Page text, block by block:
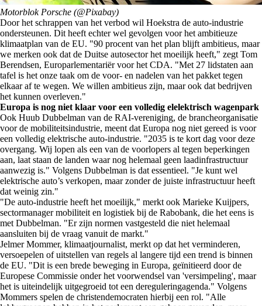
Motorblok Porsche (@Pixabay)
Door het schrappen van het verbod wil Hoekstra de auto-industrie
ondersteunen. Dit heeft echter wel gevolgen voor het ambitieuze
klimaatplan van de EU. "90 procent van het plan blijft ambitieus, maar
we merken ook dat de Duitse autosector het moeilijk heeft," zegt Tom
Berendsen, Europarlementariër voor het CDA. "Met 27 lidstaten aan
tafel is het onze taak om de voor- en nadelen van het pakket tegen
elkaar af te wegen. We willen ambitieus zijn, maar ook dat bedrijven
het kunnen overleven."
Europa is nog niet klaar voor een volledig elelektrisch wagenpark
Ook Huub Dubbelman van de RAI-vereniging, de brancheorganisatie
voor de mobiliteitsindustrie, meent dat Europa nog niet gereed is voor
een volledig elektrische auto-industrie. "2035 is te kort dag voor deze
overgang. Wij lopen als een van de voorlopers al tegen beperkingen
aan, laat staan de landen waar nog helemaal geen laadinfrastructuur
aanwezig is." Volgens Dubbelman is dat essentieel. "Je kunt wel
elektrische auto’s verkopen, maar zonder de juiste infrastructuur heeft
dat weinig zin."
"De auto-industrie heeft het moeilijk," merkt ook Marieke Kuijpers,
sectormanager mobiliteit en logistiek bij de Rabobank, die het eens is
met Dubbelman. "Er zijn normen vastgesteld die niet helemaal
aansluiten bij de vraag vanuit de markt."
Jelmer Mommer, klimaatjournalist, merkt op dat het verminderen,
versoepelen of uitstellen van regels al langere tijd een trend is binnen
de EU. "Dit is een brede beweging in Europa, geïnitieerd door de
Europese Commissie onder het voorwendsel van 'versimpeling', maar
het is uiteindelijk uitgegroeid tot een dereguleringagenda." Volgens
Mommers spelen de christendemocraten hierbij een rol. "Alle